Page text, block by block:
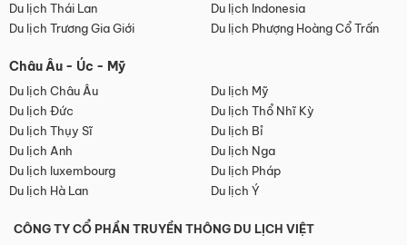
Du lịch Thái Lan
Du lịch Indonesia
Du lịch Trương Gia Giới
Du lịch Phượng Hoàng Cổ Trấn
Châu Âu - Úc - Mỹ
Du lịch Châu Âu
Du lịch Mỹ
Du lịch Đức
Du lịch Thổ Nhĩ Kỳ
Du lịch Thụy Sĩ
Du lịch Bỉ
Du lịch Anh
Du lịch Nga
Du lịch luxembourg
Du lịch Pháp
Du lịch Hà Lan
Du lịch Ý
CÔNG TY CỔ PHẦN TRUYỀN THÔNG DU LỊCH VIỆT